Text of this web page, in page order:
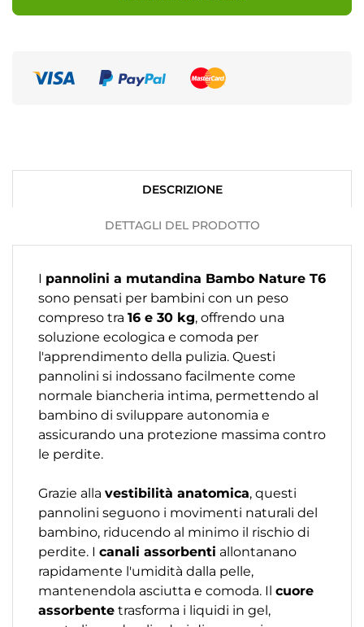
DESCRIZIONE
DETTAGLI DEL PRODOTTO
I pannolini a mutandina Bambo Nature T6
sono pensati per bambini con un peso
compreso tra 16 e 30 kg, offrendo una
soluzione ecologica e comoda per
l'apprendimento della pulizia. Questi
pannolini si indossano facilmente come
normale biancheria intima, permettendo al
bambino di sviluppare autonomia e
assicurando una protezione massima contro
le perdite.
Grazie alla vestibilità anatomica, questi
pannolini seguono i movimenti naturali del
bambino, riducendo al minimo il rischio di
perdite. I canali assorbenti allontanano
rapidamente l'umidità dalla pelle,
mantenendola asciutta e comoda. Il cuore
assorbente trasforma i liquidi in gel,